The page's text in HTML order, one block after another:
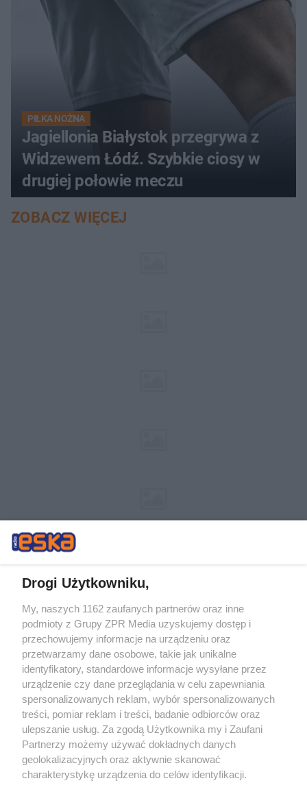
PIŁKA NOŻNA
Jagiellonia Białystok przegrywa z
Widzewem Łódź. Szybkie ciosy w
drugiej połowie meczu
ZOBACZ WIĘCEJ
Żaden utwór zamieszczony w serwisie nie może być powielany i
rozpowszechniany lub dalej rozpowszechniany w jakikolwiek sposób (w
tym także elektroniczny lub mechaniczny) na jakimkolwiek polu
eksploatacji w jakiejkolwiek formie, włącznie z umieszczaniem w
Internecie bez pisemnej zgody właściciela praw. Jakiekolwiek użycie lub
wykorzystanie utworów w całości lub w części z naruszeniem prawa,
tzn. bez właściwej zgody, jest zabronione pod groźbą kary i może być
ścigane prawnie.
Drogi Użytkowniku,
My, naszych 1162 zaufanych partnerów oraz inne
podmioty z Grupy ZPR Media uzyskujemy dostęp i
przechowujemy informacje na urządzeniu oraz
przetwarzamy dane osobowe, takie jak unikalne
identyfikatory, standardowe informacje wysyłane przez
urządzenie czy dane przeglądania w celu zapewniania
spersonalizowanych reklam, wybór spersonalizowanych
treści, pomiar reklam i treści, badanie odbiorców oraz
ulepszanie usług. Za zgodą Użytkownika my i Zaufani
Partnerzy możemy używać dokładnych danych
geolokalizacyjnych oraz aktywnie skanować
charakterystykę urządzenia do celów identyfikacji.